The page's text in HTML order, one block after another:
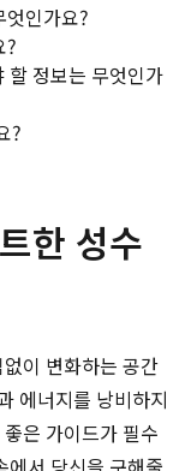
인가요?
?
할 정보는 무엇인가
?
한 성수
이 변화하는 공간
에너지를 낭비하지
은 가이드가 필수